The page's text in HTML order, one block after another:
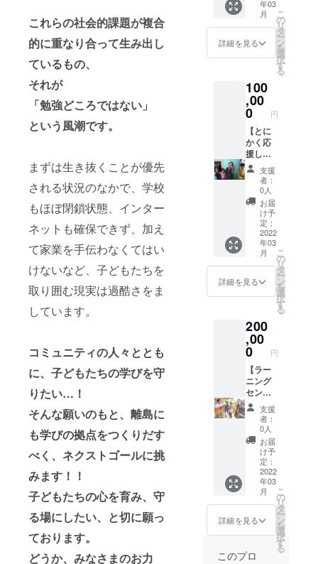
これらの社会的課題が複合
的に重なり合って生み出し
ているもの、
それが
「勉強どころではない」
という風潮です。
まずは生き抜くことが優先
される状況のなかで、学校
もほぼ閉鎖状態、インター
ネットも確保できず、加え
て家業を手伝わなくてはい
けないなど、子どもたちを
取り囲む現実は過酷さをま
しています。
コミュニティの人々ととも
に、子どもたちの学びを守
りたい…！
そんな願いのもと、離島に
も学びの拠点をつくりだす
べく、ネクストゴールに挑
みます！！
子どもたちの心を育み、守
る場にしたい、と切に願っ
ております。
どうか、みなさまのお力
ないこ
とがで
のと
し、こ
も、支
援者に
対する
支援金
の返金
は行わ
れない
ものと
しま
す。 ①
法律・
条例に
違反す
るもの
➁公序
良俗に
もの ③
政治活
動に関
するも
の ④実
行者又
は第三
者の名
誉・使
用、知
的財産
権その
他の権
利を侵
害する
もの ⑤
その他
実行者
切であ
ると合
判断す
援に関
して
は、支
援者が
又は表
現等を
使用し
た場合
であっ
ても、
実行者
は当該
支援者
の指示
に従わ
ないこ
とがで
きるも
のと
し、こ
の場合
であて
支援金
の返金
は行わ
れない
ものと
しま
す。 ①
法律・
条例に
違反す
るもの
➁公序
良俗に
反する
もの ③
政治活
動又は
宗教活
の ④実
ラーニ
ングセ
ンター
にペイ
ントさ
ます。
・会社
名の
入った
看板を
飾らせ
ていた
だきま
す。 ※
備考欄
に社員
様の名
前＆会
社名を
ご記載
下さい
●命名
権、
メッ
その他
これに
類する
リター
ン １，
命名
権、
メッ
セージ
掲載そ
の他こ
れに類
するリ
ターン
を選択
して支
援に関
して
は、支
いかに
年03
月
詳細を見る
こ
の
リ
タ
ー
ン
を
選
択
す
る
100
,00
0 円
【とに
かく応
援した
い方向
け
に！！
！】 ・
支援地
の子ど
もたち
が建設
した
ラーニ
ングセ
ンター
子の動
画をお
届けし
ます ・
感謝の
気持ち
を込め
て支援
地の学
生たち
のダン
スや歌
を動画
でお届
けしま
ただい
た費用
ご支援
サービ
支援
者：
0人
お届
け予
定：
2022
年03
月
詳細を見る
こ
の
リ
タ
ー
ン
を
選
択
す
る
200
,00
0 円
【ラー
ニング
セン
ターイ
ベント
参加型
プラ
ン】
フィリ
ピンで
開催さ
れる
ラーニ
ングセ
ンター
プニン
支援
者：
0人
お届
け予
定：
2022
年03
月
詳細を見る
こ
の
リ
タ
ー
ン
を
選
択
す
る
このプロ